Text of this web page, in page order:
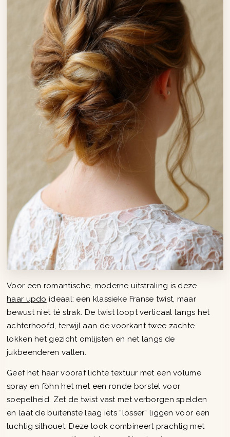
Voor een romantische, moderne uitstraling is deze
haar updo ideaal: een klassieke Franse twist, maar
bewust niet té strak. De twist loopt verticaal langs het
achterhoofd, terwijl aan de voorkant twee zachte
lokken het gezicht omlijsten en net langs de
jukbeenderen vallen.
Geef het haar vooraf lichte textuur met een volume
spray en föhn het met een ronde borstel voor
soepelheid. Zet de twist vast met verborgen spelden
en laat de buitenste laag iets “losser” liggen voor een
luchtig silhouet. Deze look combineert prachtig met